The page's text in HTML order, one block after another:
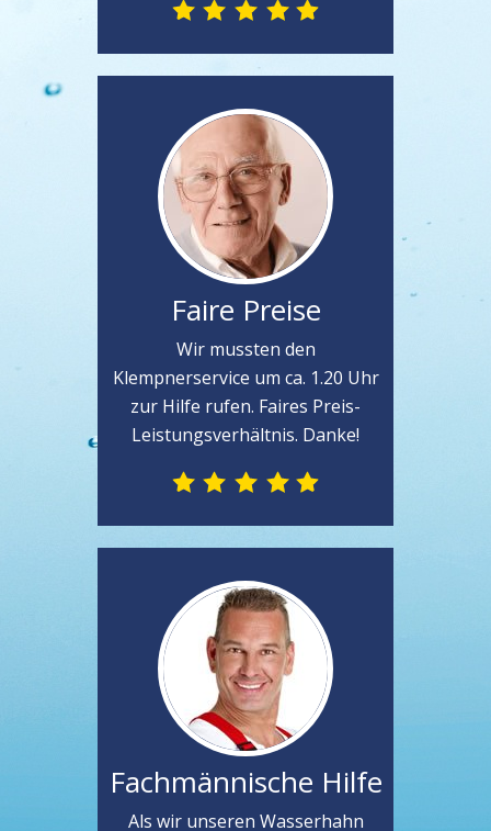
Faire Preise
Wir mussten den
Klempnerservice um ca. 1.20 Uhr
zur Hilfe rufen. Faires Preis-
Leistungsverhältnis. Danke!
Fachmännische Hilfe
Als wir unseren Wasserhahn